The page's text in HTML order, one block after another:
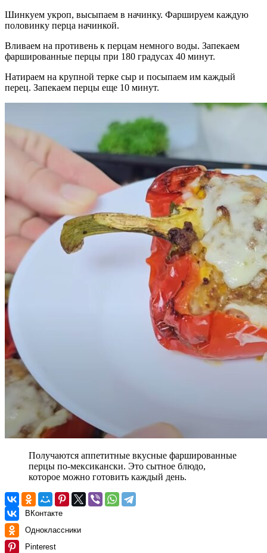
Шинкуем укроп, высыпаем в начинку. Фаршируем каждую
половинку перца начинкой.
Вливаем на противень к перцам немного воды. Запекаем
фаршированные перцы при 180 градусах 40 минут.
Натираем на крупной терке сыр и посыпаем им каждый
перец. Запекаем перцы еще 10 минут.
Получаются аппетитные вкусные фаршированные
перцы по-мексикански. Это сытное блюдо,
которое можно готовить каждый день.
ВКонтакте
Одноклассники
Pinterest